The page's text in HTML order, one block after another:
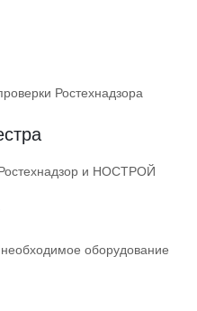
Ростехнадзора
и НОСТРОЙ
оборудование